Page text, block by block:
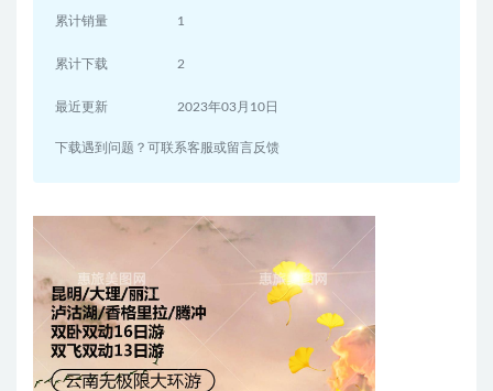
累计销量 1
累计下载 2
最近更新 2023年03月10日
下载遇到问题？可联系客服或留言反馈